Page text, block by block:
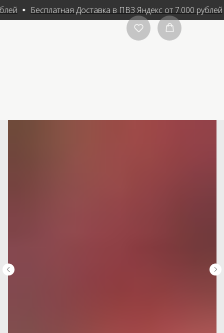
Бесплатная Доставка в ПВЗ Яндекс от 7.000 рублей